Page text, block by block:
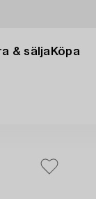
& sälja Köpa